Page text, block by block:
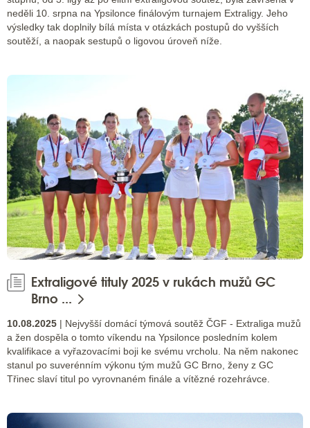
neděli 10. srpna na Ypsilonce finálovým turnajem Extraligy. Jeho
výsledky tak doplnily bílá místa v otázkách postupů do vyšších
soutěží, a naopak sestupů o ligovou úroveň níže.
Extraligové tituly 2025 v rukách mužů GC
Brno ...
10.08.2025 | Nejvyšší domácí týmová soutěž ČGF - Extraliga mužů
a žen dospěla o tomto víkendu na Ypsilonce posledním kolem
kvalifikace a vyřazovacími boji ke svému vrcholu. Na něm nakonec
stanul po suverénním výkonu tým mužů GC Brno, ženy z GC
Třinec slaví titul po vyrovnaném finále a vítězné rozehrávce.